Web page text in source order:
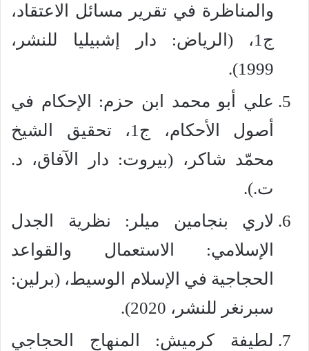
والمناظرة في تقرير مسائل الاعتقاد،
ج1، (الرياض: دار إشبيليا للنشر،
1999).
علي أبو محمد ابن حزم: الإحكام في
أصول الأحكام، ج1، تحقيق الشيخ
محمّد شاكر، (بيروت: دار الآفاق، د.
ت.).
لاري بنجامين ميلر: نظرية الجدل
الإسلامي: الاستعمال والقواعد
الحجاجية في الإسلام الوسيط، (برلين:
سبرنغر للنشر، 2020).
لطيفة كرميش: المنهاج الحجاجي